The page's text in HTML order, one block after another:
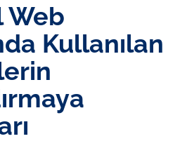
Web
Kullanılan